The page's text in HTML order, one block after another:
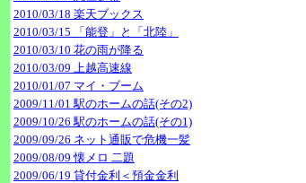
2010/03/18 楽天ブックス
2010/03/15 「能登」と「北陸」
2010/03/10 花の雨が降る
2010/03/09 上越高速線
2010/01/07 マイ・ブーム
2009/11/01 駅のホームの話(その2)
2009/10/26 駅のホームの話(その1)
2009/09/26 ネット通販で危機一髪
2009/08/09 懐メロ 二題
2009/06/19 貸付金利＜預金金利